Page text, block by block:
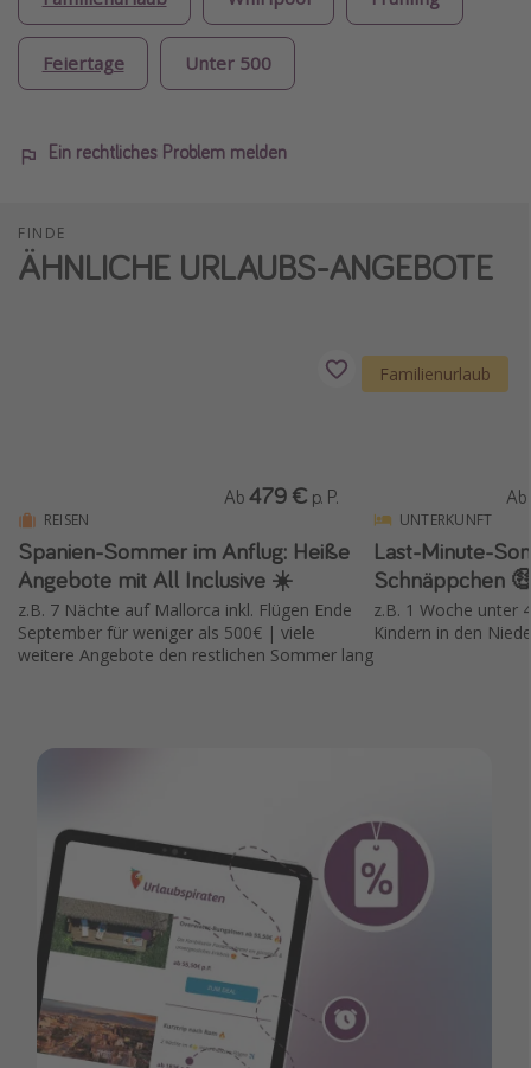
Feiertage Unter 500
Ein rechtliches Problem melden
FINDE
ÄHNLICHE URLAUBS-ANGEBOTE
REISEN
Spanien-Sommer im Anflug: Heiße
Angebote mit All Inclusive ☀️
z.B. 7 Nächte auf Mallorca inkl. Flügen Ende
September für weniger als 500€ | viele
weitere Angebote den restlichen Sommer lang
Ab 479 € p. P.
Familienurlaub
UNTERKUNFT
Last-Minute-
Schnäppchen
z.B. 1 Woche unter
Kindern in den
Ab